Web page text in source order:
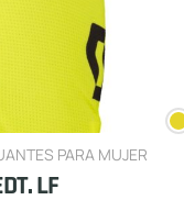
PARA MUJER
LF